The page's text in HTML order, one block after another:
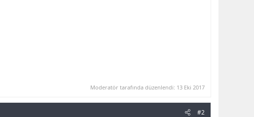
Moderatör tarafında düzenlendi: 13 Eki 2017
#2